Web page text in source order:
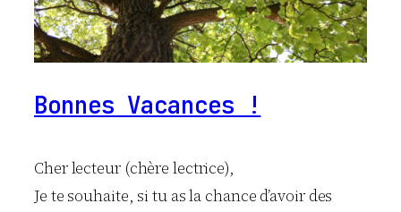
Bonnes Vacances !
Cher lecteur (chère lectrice),
Je te souhaite, si tu as la chance d’avoir des